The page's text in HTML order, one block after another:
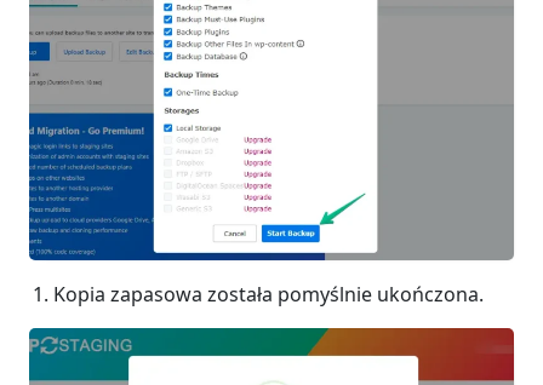
Kopia zapasowa została pomyślnie ukończona.